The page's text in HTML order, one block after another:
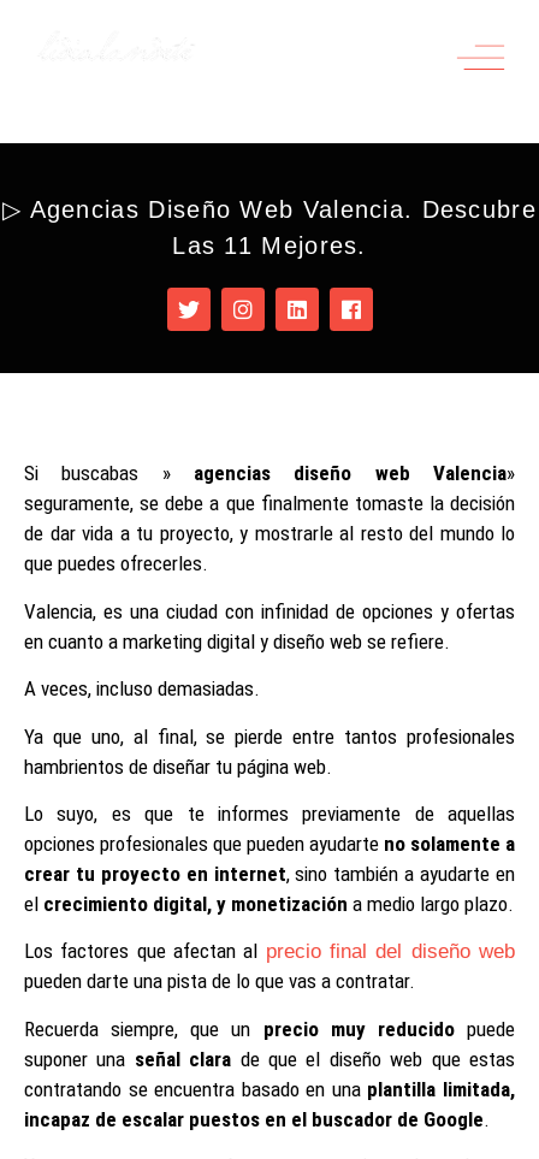
▷ Agencias Diseño Web Valencia. Descubre
Las 11 Mejores.
Si buscabas » agencias diseño web Valencia»
seguramente, se debe a que finalmente tomaste la decisión
de dar vida a tu proyecto, y mostrarle al resto del mundo lo
que puedes ofrecerles.
Valencia, es una ciudad con infinidad de opciones y ofertas
en cuanto a marketing digital y diseño web se refiere.
A veces, incluso demasiadas.
Ya que uno, al final, se pierde entre tantos profesionales
hambrientos de diseñar tu página web.
Lo suyo, es que te informes previamente de aquellas
opciones profesionales que pueden ayudarte no solamente a
crear tu proyecto en internet, sino también a ayudarte en
el crecimiento digital, y monetización a medio largo plazo.
Los factores que afectan al precio final del diseño web
pueden darte una pista de lo que vas a contratar.
Recuerda siempre, que un precio muy reducidopuede
suponer una señal clara de que el diseño web que estas
contratando se encuentra basado en unaplantilla limitada,
incapaz de escalar puestos en el buscador de Google.